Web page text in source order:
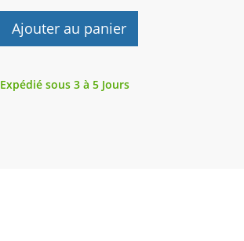
Ajouter au panier
Expédié sous 3 à 5 Jours